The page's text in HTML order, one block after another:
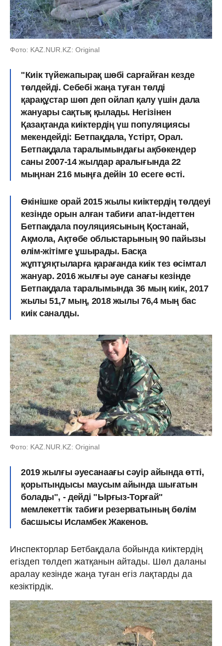
Фото: KAZ.NUR.KZ: Original
"Киік түйежапырақ шөбі сарғайған кезде
төлдейді. Себебі жаңа туған төлді
қарақұстар шөп деп ойлап қалу үшін дала
жануары сақтық қылады. Негізінен
Қазақтанда киіктердің үш популяциясы
мекендейді: Бетпақдала, Үстірт, Орал.
Бетпақдала таралымындағы ақбөкендер
саны 2007-14 жылдар аралығында 22
мыңнан 216 мыңға дейін 10 есеге өсті.
Өкінішке орай 2015 жылы киіктердің төлдеуі
кезінде орын алған табиғи апат-індеттен
Бетпақдала поуляциясының Қостанай,
Ақмола, Ақтөбе облыстарының 90 пайызы
өлім-жітімге ұшырады. Басқа
жұптұяқтыларға қарағанда киік тез өсімтал
жануар. 2016 жылғы әуе санағы кезінде
Бетпақдала таралымында 36 мың киік, 2017
жылы 51,7 мың, 2018 жылы 76,4 мың бас
киік саналды.
Фото: KAZ.NUR.KZ: Original
2019 жылғы әуесанаағы сәуір айында өтті,
қорытындысы маусым айында шығатын
болады", - дейді "Ырғыз-Торғай"
мемлекеттік табиғи резерватының бөлім
басшысы Исламбек Жакенов.
Инспекторлар Бетбақдала бойында киіктердің
егіздеп төлдеп жатқанын айтады. Шөл даланы
аралау кезінде жаңа туған егіз лақтарды да
кезіктірдік.